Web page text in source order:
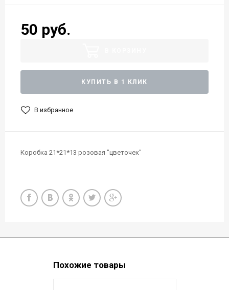
50 руб.
КУПИТЬ В 1 КЛИК
В избранное
Коробка 21*21*13 розовая "цветочек"
Похожие товары